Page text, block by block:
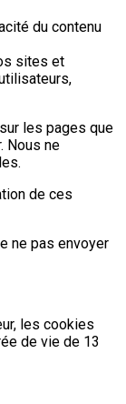
du contenu
sites et
les pages que
Nous ne
de ces
ne pas envoyer
les cookies
de vie de 13